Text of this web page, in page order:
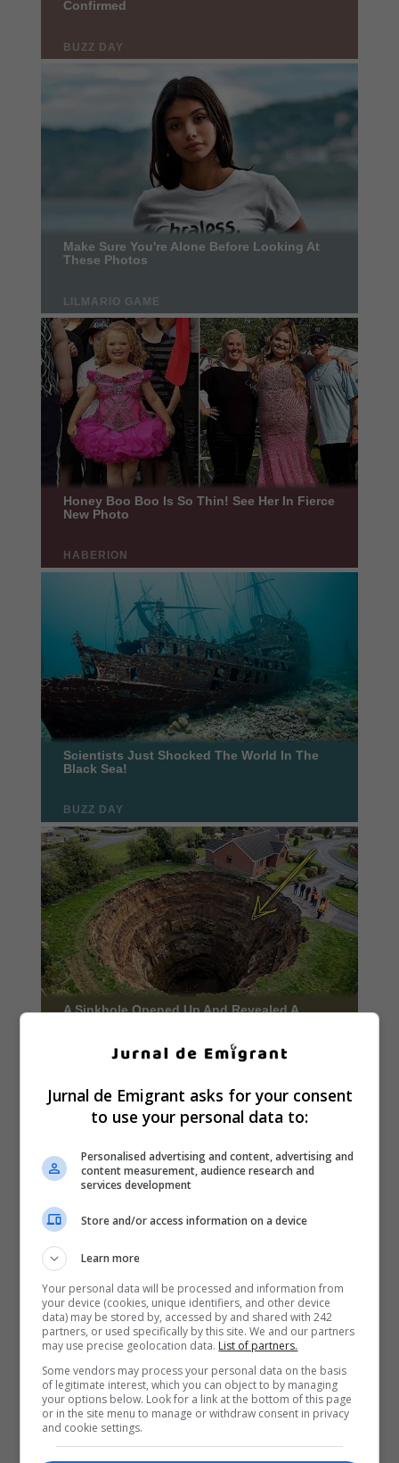
Jurnal de Emigrant asks for your consent
to use your personal data to:
Personalised advertising and content, advertising and
content measurement, audience research and
services development
Store and/or access information on a device
Learn more
Your personal data will be processed and information from
your device (cookies, unique identifiers, and other device
data) may be stored by, accessed by and shared with 242
partners, or used specifically by this site. We and our partners
may use precise geolocation data. List of partners.
Some vendors may process your personal data on the basis
of legitimate interest, which you can object to by managing
your options below. Look for a link at the bottom of this page
or in the site menu to manage or withdraw consent in privacy
and cookie settings.